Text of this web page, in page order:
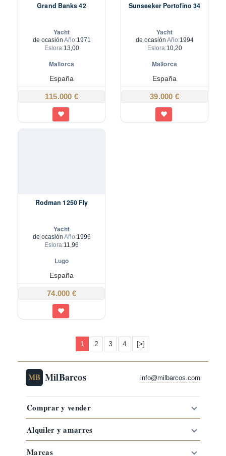
Grand Banks 42
Yacht
de ocasión Año:1971
Eslora:13,00
Mallorca
España
115.000 €
Sunseeker Portofino 34
Yacht
de ocasión Año:1994
Eslora:10,20
Mallorca
España
39.000 €
Rodman 1250 Fly
Yacht
de ocasión Año:1996
Eslora:11,96
Lugo
España
74.000 €
1 2 3 4 [>]
MB MilBarcos info@milbarcos.com
Comprar y vender
Alquiler y amarres
Marcas